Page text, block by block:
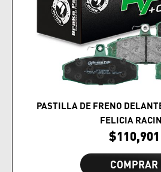
PASTILLA DE FRENO
FELICIA
$110,901
COMPRAR